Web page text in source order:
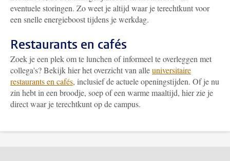
eventuele storingen. Zo weet je altijd waar je terechtkunt voor
een snelle energieboost tijdens je werkdag.
Restaurants en cafés
Zoek je een plek om te lunchen of informeel te overleggen met
collega's? Bekijk hier het overzicht van alleuniversitaire
restaurants en cafés, inclusief de actuele openingstijden. Of je nu
zin hebt in een broodje, soep of een warme maaltijd, hier zie je
direct waar je terechtkunt op de campus.